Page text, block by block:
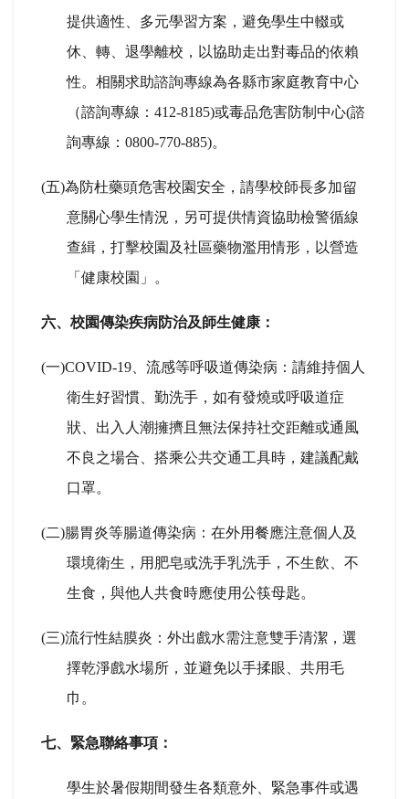
提供適性、多元學習方案，避免學生中輟或
休、轉、退學離校，以協助走出對毒品的依賴
性。相關求助諮詢專線為各縣市家庭教育中心
（諮詢專線：412-8185)或毒品危害防制中心(諮
詢專線：0800-770-885)。
(五)為防杜藥頭危害校園安全，請學校師長多加留
意關心學生情況，另可提供情資協助檢警循線
查緝，打擊校園及社區藥物濫用情形，以營造
「健康校園」。
六、校園傳染疾病防治及師生健康：
(一)COVID-19、流感等呼吸道傳染病：請維持個人
衛生好習慣、勤洗手，如有發燒或呼吸道症
狀、出入人潮擁擠且無法保持社交距離或通風
不良之場合、搭乘公共交通工具時，建議配戴
口罩。
(二)腸胃炎等腸道傳染病：在外用餐應注意個人及
環境衛生，用肥皂或洗手乳洗手，不生飲、不
生食，與他人共食時應使用公筷母匙。
(三)流行性結膜炎：外出戲水需注意雙手清潔，選
擇乾淨戲水場所，並避免以手揉眼、共用毛
巾。
七、緊急聯絡事項：
學生於暑假期間發生各類意外、緊急事件或遇